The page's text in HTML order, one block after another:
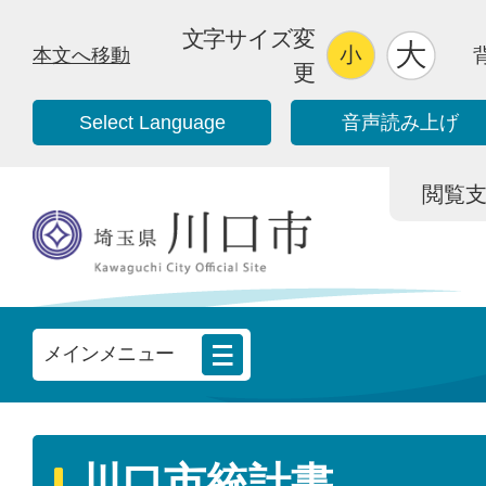
本文へ移動
文字サイズ変
更
Select Language 音声読み上げ
閲覧
メインメニュー